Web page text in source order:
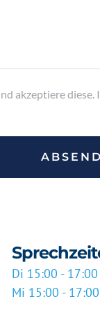
akzeptiere
Di 15:00 - 17:00
Mi 15:00 - 17:00